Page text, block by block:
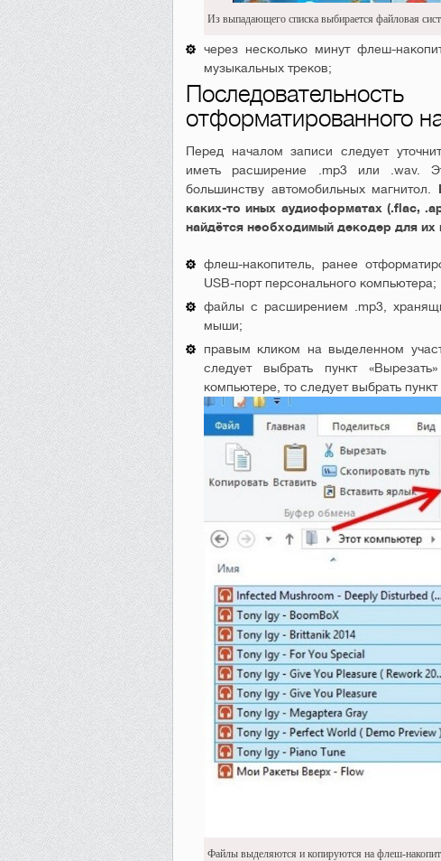
Из выпадающего списка выбирается файловая
через несколько минут флеш-
музыкальных треков;
отформатированного
Перед началом записи следует
иметь расширение .mp3 или .wav.
большинству автомобильных магнитол.
каких-то иных аудиоформатах (.flac,
найдётся необходимый декодер для их
флеш-накопитель, ранее
USB-порт персонального компьютера;
файлы с расширением .mp3,
мыши;
правым кликом на выделенном
следует выбрать пункт
компьютере, то следует выбрать пункт
Файлы выделяются и копируются на флеш-